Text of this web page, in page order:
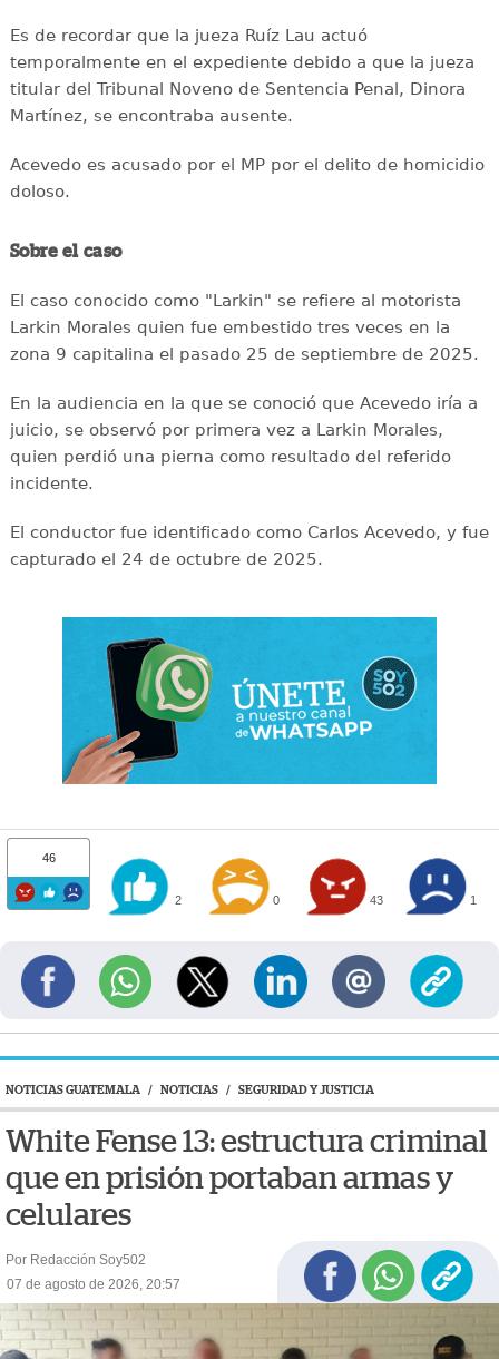
Es de recordar que la jueza Ruíz Lau actuó
temporalmente en el expediente debido a que la jueza
titular del Tribunal Noveno de Sentencia Penal, Dinora
Martínez, se encontraba ausente.
Acevedo es acusado por el MP por el delito de homicidio
doloso.
Sobre el caso
El caso conocido como "Larkin" se refiere al motorista
Larkin Morales quien fue embestido tres veces en la
zona 9 capitalina el pasado 25 de septiembre de 2025.
En la audiencia en la que se conoció que Acevedo iría a
juicio, se observó por primera vez a Larkin Morales,
quien perdió una pierna como resultado del referido
incidente.
El conductor fue identificado como Carlos Acevedo, y fue
capturado el 24 de octubre de 2025.
46
2 0 43 1
NOTICIAS GUATEMALA / NOTICIAS / SEGURIDAD Y JUSTICIA
White Fense 13: estructura criminal
que en prisión portaban armas y
celulares
Por Redacción Soy502
07 de agosto de 2026, 20:57